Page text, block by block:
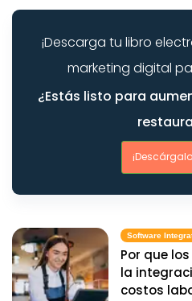
¡Descarga tu libro
marketing digital
¿Estás listo para
Software
Por que
la
costos